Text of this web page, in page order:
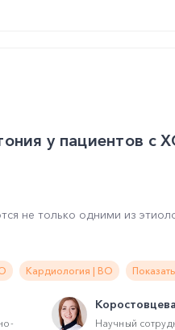
у пациентов с
не только одними из
Кардиология | ВО
Научный